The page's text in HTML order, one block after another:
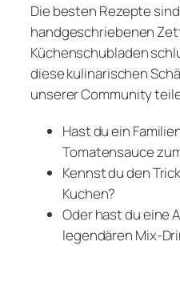
Die besten Rezepte
handgeschriebenen
Küchenschubladen
diese kulinarischen
unserer Community
Hast du ein
Tomatensauce
Kennst du den
Kuchen?
Oder hast du eine
legendären Mix-